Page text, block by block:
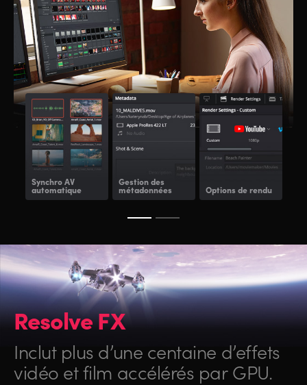
Synchro AV
automatique
Gestion des
métadonnées Options de rendu
Resolve FX
Inclut plus d’une centaine d’effets
vidéo et film accélérés par GPU.